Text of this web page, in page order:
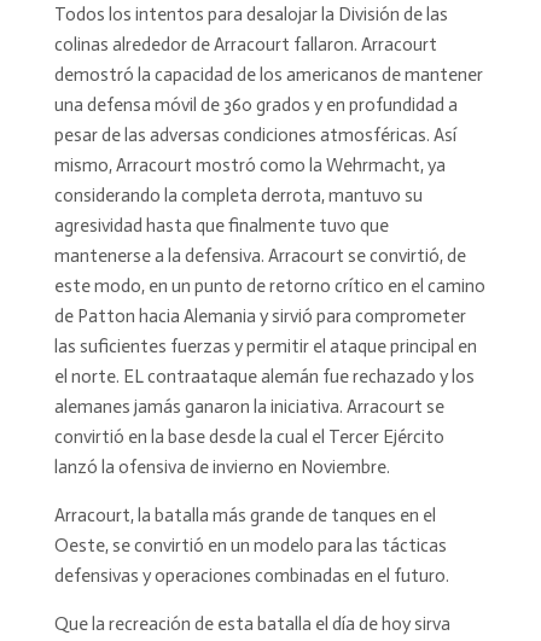
Todos los intentos para desalojar la División de las
colinas alrededor de Arracourt fallaron. Arracourt
demostró la capacidad de los americanos de mantener
una defensa móvil de 360 grados y en profundidad a
pesar de las adversas condiciones atmosféricas. Así
mismo, Arracourt mostró como la Wehrmacht, ya
considerando la completa derrota, mantuvo su
agresividad hasta que finalmente tuvo que
mantenerse a la defensiva. Arracourt se convirtió, de
este modo, en un punto de retorno crítico en el camino
de Patton hacia Alemania y sirvió para comprometer
las suficientes fuerzas y permitir el ataque principal en
el norte. EL contraataque alemán fue rechazado y los
alemanes jamás ganaron la iniciativa. Arracourt se
convirtió en la base desde la cual el Tercer Ejército
lanzó la ofensiva de invierno en Noviembre.
Arracourt, la batalla más grande de tanques en el
Oeste, se convirtió en un modelo para las tácticas
defensivas y operaciones combinadas en el futuro.
Que la recreación de esta batalla el día de hoy sirva